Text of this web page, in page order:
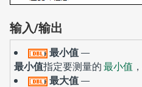
输入/输出
最小值—
最小值指定要测量的最小值
最大值—